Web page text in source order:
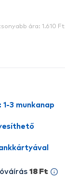
3 munkanap
18 Ft
ára: 1.610 Ft